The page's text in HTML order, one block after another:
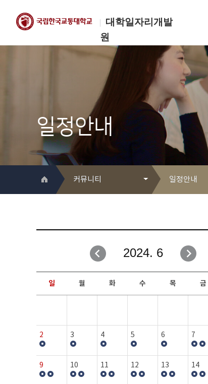
대학일자리개발
원
한국교통대학교
대학일자리개발원
일정안내
커뮤니티
취업성공지원과
창업지원·교육센터
현장실습/IPP사업단
커뮤니티
일정안내
자유게시판
일정안내
보도자료
행사갤러리
2024. 6
일 월 화 수 목 금
2 3 4 5 6 7
9 10 11 12 13 14